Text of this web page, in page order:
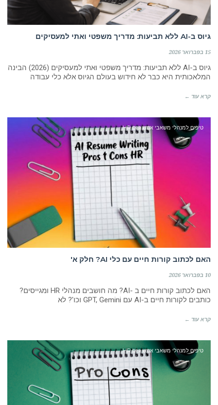
גיוס ב-AI ללא תביעות: מדריך משפטי ואתי למעסיקים
15 בפברואר 2026
גיוס ב-AI ללא תביעות: מדריך משפטי ואתי למעסיקים (2026) הבינה
המלאכותית היא כבר לא חידוש בעולם הגיוס אלא כלי עבודה
קרא עוד ←
טיפים למנהלי משאבי אנוש גיוס HR
האם לכתוב קורות חיים עם כלי AI? חלק א'
10 בפברואר 2026
האם לכתוב קורות חיים ב -AI? מה חושבים מנהלי HR ומגייסים?
כותבים לקורות חיים ב-AI עם GPT, Gemini וכו'? לא
קרא עוד ←
טיפים למנהלי משאבי אנוש גיוס HR